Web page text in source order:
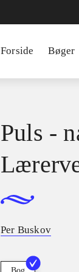
Forside Bøger
Puls -
Per Buskov